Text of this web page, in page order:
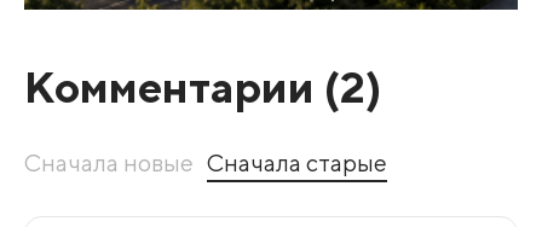
Комментарии (2)
Сначала новые Сначала старые